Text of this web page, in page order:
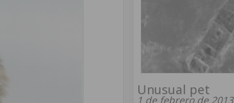
Unusual pet
1 de febrero de 2013